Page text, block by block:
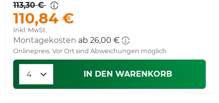
113,30 €
110,84 €
Inkl. MwSt.
Montagekosten ab 26,00 €
Onlinepreis. Vor Ort sind Abweichungen möglich.
IN DEN WARENKORB